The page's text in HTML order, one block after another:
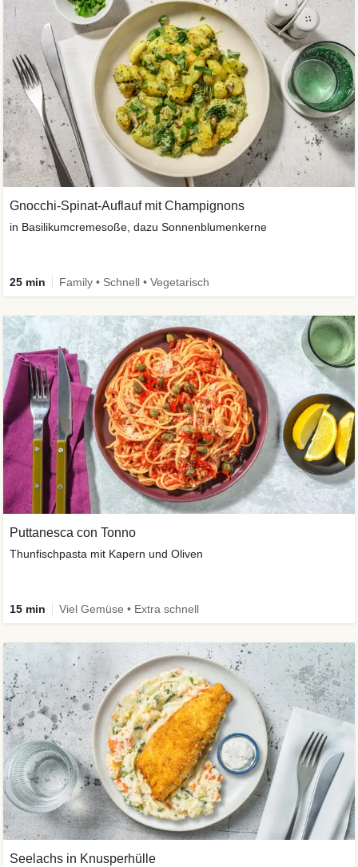
Gnocchi-Spinat-Auflauf mit Champignons
in Basilikumcremesoße, dazu Sonnenblumenkerne
25 min Family • Schnell • Vegetarisch
Puttanesca con Tonno
Thunfischpasta mit Kapern und Oliven
15 min Viel Gemüse • Extra schnell
Seelachs in Knusperhülle